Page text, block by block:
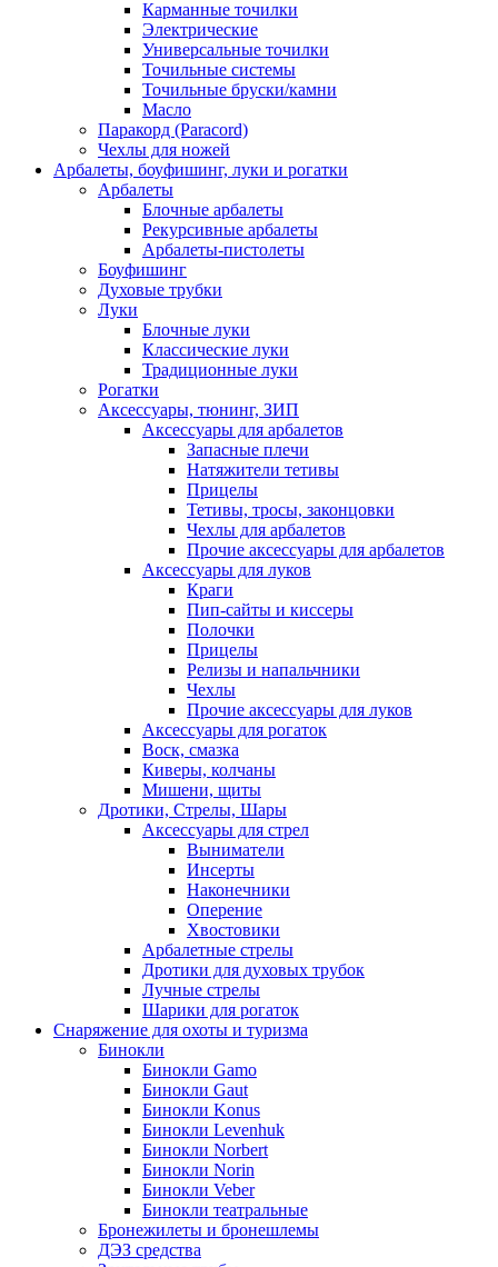
Карманные точилки
Электрические
Универсальные точилки
Точильные системы
Точильные бруски/камни
Масло
Паракорд (Paracord)
Чехлы для ножей
Арбалеты, боуфишинг, луки и рогатки
Арбалеты
Блочные арбалеты
Рекурсивные арбалеты
Арбалеты-пистолеты
Боуфишинг
Духовые трубки
Луки
Блочные луки
Классические луки
Традиционные луки
Рогатки
Аксессуары, тюнинг, ЗИП
Аксессуары для арбалетов
Запасные плечи
Натяжители тетивы
Прицелы
Тетивы, тросы, законцовки
Чехлы для арбалетов
Прочие аксессуары для арбалетов
Аксессуары для луков
Краги
Пип-сайты и киссеры
Полочки
Прицелы
Релизы и напальчники
Чехлы
Прочие аксессуары для луков
Аксессуары для рогаток
Воск, смазка
Киверы, колчаны
Мишени, щиты
Дротики, Стрелы, Шары
Аксессуары для стрел
Выниматели
Инсерты
Наконечники
Оперение
Хвостовики
Арбалетные стрелы
Дротики для духовых трубок
Лучные стрелы
Шарики для рогаток
Снаряжение для охоты и туризма
Бинокли
Бинокли Gamo
Бинокли Gaut
Бинокли Konus
Бинокли Levenhuk
Бинокли Norbert
Бинокли Norin
Бинокли Veber
Бинокли театральные
Бронежилеты и бронешлемы
ДЭЗ средства